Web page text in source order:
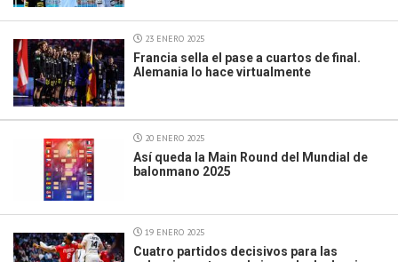
23 ENERO 2025
Francia sella el pase a cuartos de final.
Alemania lo hace virtualmente
20 ENERO 2025
Así queda la Main Round del Mundial de
balonmano 2025
19 ENERO 2025
Cuatro partidos decisivos para las